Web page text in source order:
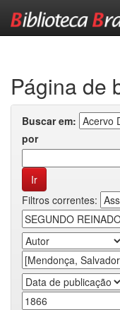
Página de
Buscar em:
por
Filtros correntes: